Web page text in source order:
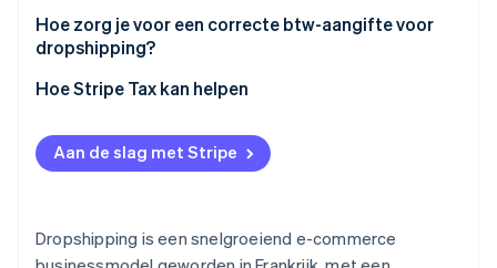
Hoe zorg je voor een correcte btw-aangifte voor
dropshipping?
Hoe Stripe Tax kan helpen
Aan de slag met Stripe
Dropshipping is een snelgroeiend e-commerce